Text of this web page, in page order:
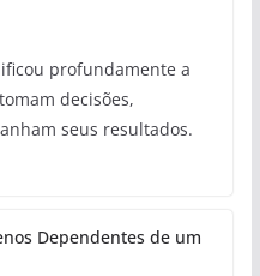
profundamente a
decisões,
seus resultados.
Dependentes de um